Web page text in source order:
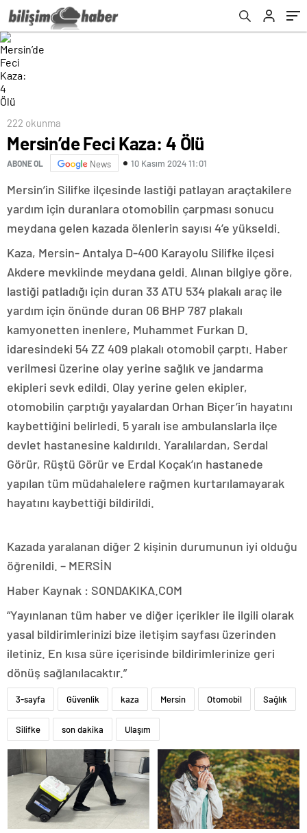
222 okunma
Mersin’de Feci Kaza: 4 Ölü
ABONE OL News 10 Kasım 2024 11:01
Mersin’in Silifke ilçesinde lastiği patlayan araçtakilere
yardım için duranlara otomobilin çarpması sonucu
meydana gelen kazada ölenlerin sayısı 4’e yükseldi.
Kaza, Mersin- Antalya D-400 Karayolu Silifke ilçesi
Akdere mevkiinde meydana geldi. Alınan bilgiye göre,
lastiği patladığı için duran 33 ATU 534 plakalı araç ile
yardım için önünde duran 06 BHP 787 plakalı
kamyonetten inenlere, Muhammet Furkan D.
idaresindeki 54 ZZ 409 plakalı otomobil çarptı. Haber
verilmesi üzerine olay yerine sağlık ve jandarma
ekipleri sevk edildi. Olay yerine gelen ekipler,
otomobilin çarptığı yayalardan Orhan Biçer’in hayatını
kaybettiğini belirledi. 5 yaralı ise ambulanslarla ilçe
devlet hastanesine kaldırıldı. Yaralılardan, Serdal
Görür, Rüştü Görür ve Erdal Koçak’ın hastanede
yapılan tüm müdahalelere rağmen kurtarılamayarak
hayatını kaybettiği bildirildi.
Kazada yaralanan diğer 2 kişinin durumunun iyi olduğu
öğrenildi. – MERSİN
Haber Kaynak : SONDAKIKA.COM
“Yayınlanan tüm haber ve diğer içerikler ile ilgili olarak
yasal bildirimlerinizi bize iletişim sayfası üzerinden
iletiniz. En kısa süre içerisinde bildirimlerinize geri
dönüş sağlanılacaktır.”
3-sayfa Güvenlik kaza Mersin Otomobil Sağlık
Silifke son dakika Ulaşım